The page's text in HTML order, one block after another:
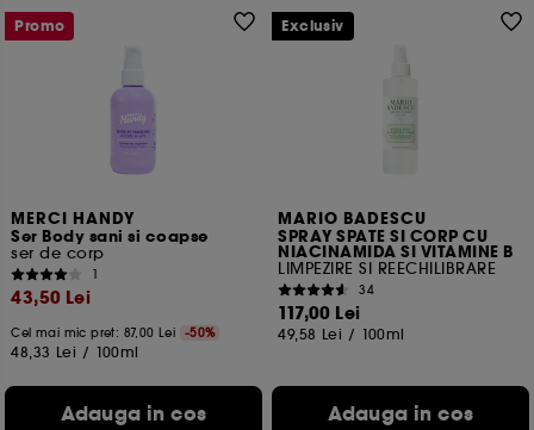
MERCI HANDY
Ser Body sani si coapse
ser de corp
1
43,50 Lei
Cel mai mic pret: 87,00 Lei -50%
48,33 Lei / 100ml
Adauga in cos
Promo
MARIO BADESCU
SPRAY SPATE SI CORP CU
NIACINAMIDA SI VITAMINE B
LIMPEZIRE SI REECHILIBRARE
34
117,00 Lei
49,58 Lei / 100ml
Adauga in cos
Exclusiv